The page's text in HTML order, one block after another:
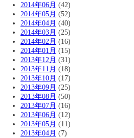
2014年06月 (42)
2014年05月 (52)
2014年04月 (40)
2014年03月 (25)
2014年02月 (16)
2014年01月 (15)
2013年12月 (31)
2013年11月 (18)
2013年10月 (17)
2013年09月 (25)
2013年08月 (50)
2013年07月 (16)
2013年06月 (12)
2013年05月 (11)
2013年04月 (7)